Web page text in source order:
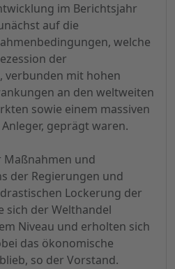
im Berichtsjahr
auf die
welche
der
verbunden mit hohen
an den weltweiten
sowie einem massiven
geprägt waren.
und
der Regierungen und
Lockerung der
sich der Welthandel
Niveau und erholten sich
das ökonomische
so der Vorstand.